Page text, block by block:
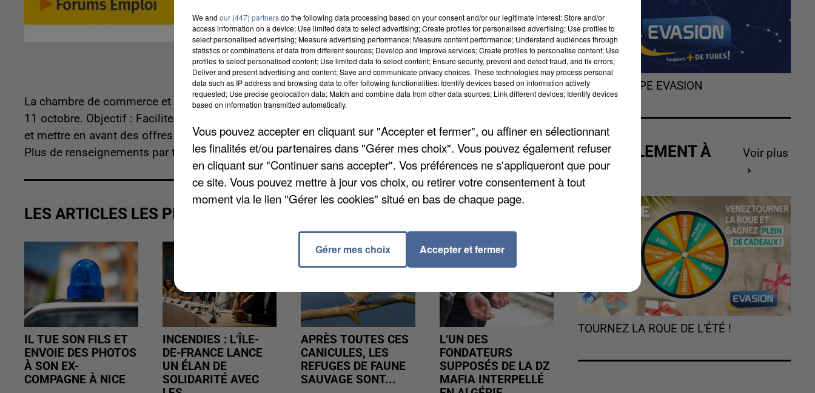
La chambre de commerce et d'industrie régionale va organiser des événements du 27 septembre au
11 octobre. Objectif : Faciliter les recrutements dans des secteurs en tension, attirer des compétences
et mettre en avant des offres d'emploi. Conférences, ateliers d'informations ou encore job-dating...
Plus de renseignements par téléphone au 01 55 65 44 44.
LES ARTICLES LES PLUS VUS
IL TUE SON FILS ET
ENVOIE DES PHOTOS
À SON EX-
COMPAGNE À NICE
INCENDIES : L’ÎLE-
DE-FRANCE LANCE
UN ÉLAN DE
SOLIDARITÉ AVEC
APRÈS TOUTES CES
CANICULES, LES
REFUGES DE FAUNE
SAUVAGE SONT...
L’UN DES
FONDATEURS
SUPPOSÉS DE LA DZ
MAFIA INTERPELLÉ
L'HOROSCOPE EVASION
ACTUELLEMENT À
GAGNER
Voir plus
TOURNEZ LA ROUE DE L'ÉTÉ !
We and our (447) partnersdo the following data processing based on your consent and/or our legitimate interest: Store and/or
access information on a device; Use limited data to select advertising; Create profiles for personalised advertising; Use profiles to
select personalised advertising; Measure advertising performance; Measure content performance; Understand audiences through
statistics or combinations of data from different sources; Develop and improve services; Create profiles to personalise content; Use
profiles to select personalised content; Use limited data to select content; Ensure security, prevent and detect fraud, and fix errors;
Deliver and present advertising and content; Save and communicate privacy choices. These technologies may process personal
data such as IP address and browsing data to offer following functionalities: Identify devices based on information actively
requested; Use precise geolocation data; Match and combine data from other data sources; Link different devices; Identify devices
based on information transmitted automatically.
Vous pouvez accepter en cliquant sur "Accepter et fermer", ou affiner en sélectionnant
les finalités et/ou partenaires dans "Gérer mes choix". Vous pouvez également refuser
en cliquant sur "Continuer sans accepter". Vos préférences ne s'appliqueront que pour
ce site. Vous pouvez mettre à jour vos choix, ou retirer votre consentement à tout
moment via le lien "Gérer les cookies" situé en bas de chaque page.
Gérer mes choix Accepter et fermer